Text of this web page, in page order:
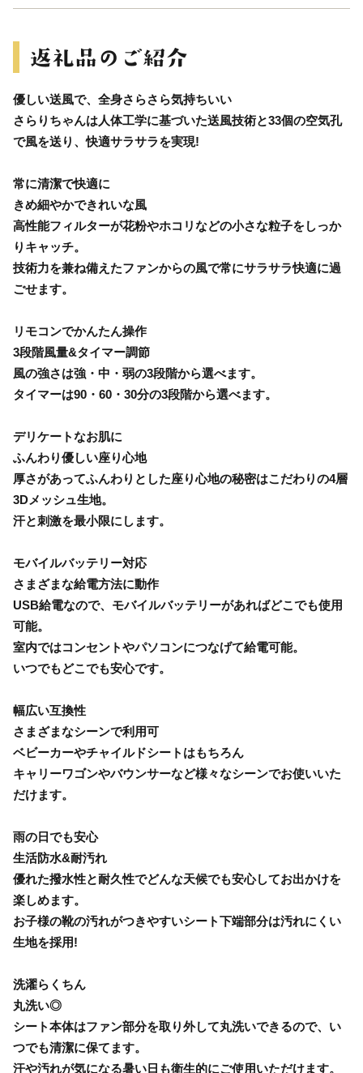
優しい送風で、全身さらさら気持ちいい
さらりちゃんは人体工学に基づいた送風技術と33個の空気孔
で風を送り、快適サラサラを実現!
常に清潔で快適に
きめ細やかできれいな風
高性能フィルターが花粉やホコリなどの小さな粒子をしっか
りキャッチ。
技術力を兼ね備えたファンからの風で常にサラサラ快適に過
ごせます。
リモコンでかんたん操作
3段階風量&タイマー調節
風の強さは強・中・弱の3段階から選べます。
タイマーは90・60・30分の3段階から選べます。
デリケートなお肌に
ふんわり優しい座り心地
厚さがあってふんわりとした座り心地の秘密はこだわりの4層
3Dメッシュ生地。
汗と刺激を最小限にします。
モバイルバッテリー対応
さまざまな給電方法に動作
USB給電なので、モバイルバッテリーがあればどこでも使用
可能。
室内ではコンセントやパソコンにつなげて給電可能。
いつでもどこでも安心です。
幅広い互換性
さまざまなシーンで利用可
ベビーカーやチャイルドシートはもちろん
キャリーワゴンやバウンサーなど様々なシーンでお使いいた
だけます。
雨の日でも安心
生活防水&耐汚れ
優れた撥水性と耐久性でどんな天候でも安心してお出かけを
楽しめます。
お子様の靴の汚れがつきやすいシート下端部分は汚れにくい
生地を採用!
洗濯らくちん
丸洗い◎
シート本体はファン部分を取り外して丸洗いできるので、い
つでも清潔に保てます。
汗や汚れが気になる暑い日も衛生的にご使用いただけます。